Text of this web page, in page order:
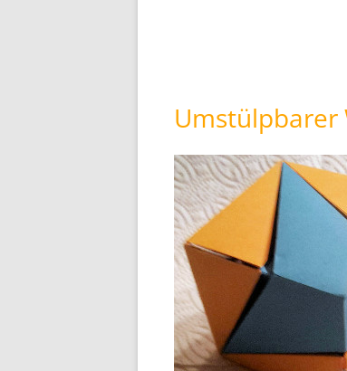
Umstülpbarer